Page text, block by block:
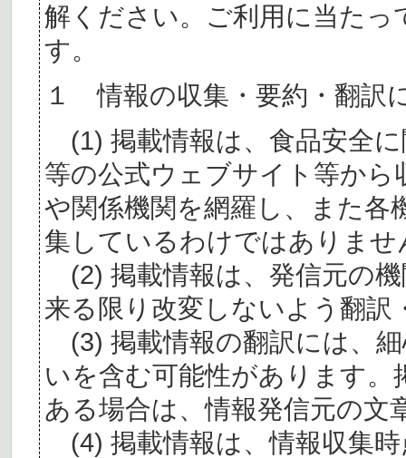
解ください。ご利用に当た
す。
１ 情報の収集・要約・翻訳
(1) 掲載情報は、食品安全
等の公式ウェブサイト等か
や関係機関を網羅し、また各
集しているわけではありませ
(2) 掲載情報は、発信元の
来る限り改変しないよう翻訳
(3) 掲載情報の翻訳には、
いを含む可能性があります。
ある場合は、情報発信元の文
(4) 掲載情報は、情報収集